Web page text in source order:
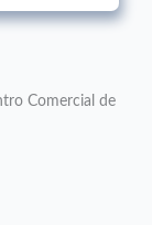
Comercial de